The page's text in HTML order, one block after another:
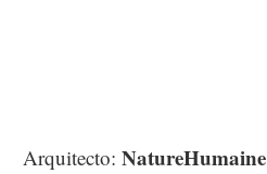
Arquitecto: NatureHumaine